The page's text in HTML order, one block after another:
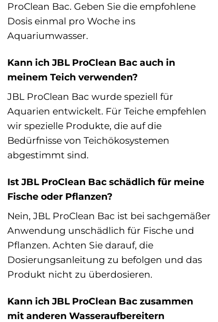
ProClean Bac. Geben Sie die empfohlene
Dosis einmal pro Woche ins
Aquariumwasser.
Kann ich JBL ProClean Bac auch in
meinem Teich verwenden?
JBL ProClean Bac wurde speziell für
Aquarien entwickelt. Für Teiche empfehlen
wir spezielle Produkte, die auf die
Bedürfnisse von Teichökosystemen
abgestimmt sind.
Ist JBL ProClean Bac schädlich für meine
Fische oder Pflanzen?
Nein, JBL ProClean Bac ist bei sachgemäßer
Anwendung unschädlich für Fische und
Pflanzen. Achten Sie darauf, die
Dosierungsanleitung zu befolgen und das
Produkt nicht zu überdosieren.
Kann ich JBL ProClean Bac zusammen
mit anderen Wasseraufbereitern